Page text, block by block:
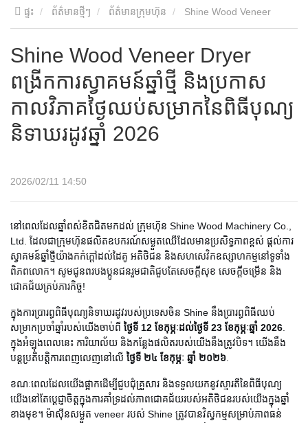
ផ្ទះ ព័ត៌មានថ្មីៗ ព័ត៌មានក្រុមហ៊ុន
បុណ្យនិទាឃរដូវឆ្នាំ 2026
Shine Wood Veneer Dryer
ពង្រីកការស្វាគមន៍ឆ្នាំថ្មី និងប្រកាស
កាលវិភាគថ្ងៃឈប់សម្រាកនៃពិធីបុណ្យ
និទាឃរដូវឆ្នាំ 2026
2026/02/11 14:50
នៅពេលដែលឆ្នាំពស់ខិតជិតមកដល់ ក្រុមហ៊ុន Shine Wood Machinery Co.,
Ltd. ដែលជាក្រុមហ៊ុនផលិតឧបករណ៍សម្ងួតឈើដែលមានប្រសិទ្ធភាពខ្ពស់ ផ្តល់ការ
ស្វាគមន៍ឆ្នាំថ្មីយ៉ាងកក់ក្តៅដល់ដៃគូ អតិថិជន និងសហសេវិកឧស្សាហកម្មនៅទូទាំង
ពិភពលោក។ សូមជូនពរបងប្អូនជនរួមជាតិជួបតែសេចក្តីសុខ សេចក្តីចម្រើន និង
ជោគជ័យគ្រប់ភារកិច្ច!
ក្នុង​ការ​ប្រារព្ធ​ពិធី​បុណ្យ​និទាឃរដូវ​របស់​ប្រទេស​ចិន Shine នឹង​ប្រារព្ធ​ពិធី​ឈប់​
សម្រាក​ប្រចាំ​ឆ្នាំ​របស់​យើង​ចាប់​ពី ថ្ងៃទី 12 ខែកុម្ភៈដល់ថ្ងៃទី 23 ខែកុម្ភៈឆ្នាំ 2026.
ក្នុងអំឡុងពេលនេះ ការិយាល័យ និងកន្លែងផលិតរបស់យើងនឹងត្រូវបិទ។ យើងនឹង
បន្តប្រតិបត្តិការពេញលេញនៅលើ ថ្ងៃទី ២៤ ខែកុម្ភៈ ឆ្នាំ ២០២៦.
ខណៈពេលដែលយើងផ្អាកដើម្បីជួបជុំគ្រួសារ និងទទួលយកនូវស្មារតីនៃពិធីបុណ្យ
យើងនៅតែប្តេជ្ញាចិត្តក្នុងការគាំទ្រដល់ភាពជោគជ័យរបស់អតិថិជនរបស់យើងក្នុងឆ្នាំ
ខាងមុខ។ ម៉ាស៊ីនសម្ងួត veneer របស់ Shine ត្រូវបានវិស្វកម្មសម្រាប់ភាពធន់